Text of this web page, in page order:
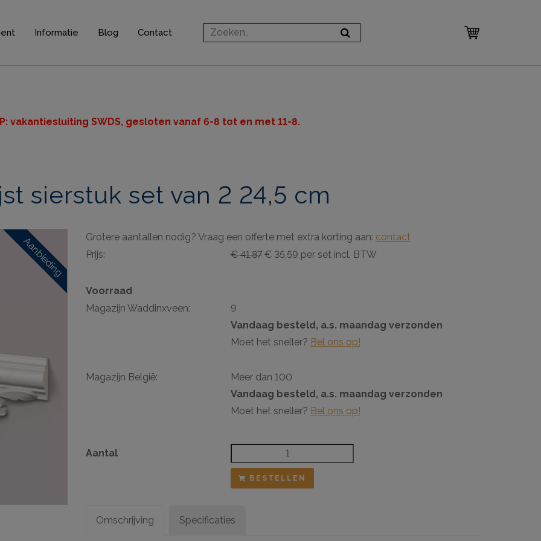
elementen
gereedschappen
Informatie Blog Contact
vakantiesluiting SWDS, gesloten vanaf 6-8 tot en met 11-8.
sierstuk set van 2 24,5 cm
Aanbieding Grotere aantallen nodig? Vraag een offerte met extra korting aan: contact
Prijs:
€ 41,87€ 35,59 per set incl. BTW
Voorraad
Magazijn Waddinxveen:
9
Vandaag besteld, a.s. maandag verzonden
Moet het sneller? Bel ons op!
Magazijn België:
Meer dan 100
Vandaag besteld, a.s. maandag verzonden
Moet het sneller? Bel ons op!
Aantal
BESTELLEN
Omschrijving Specificaties